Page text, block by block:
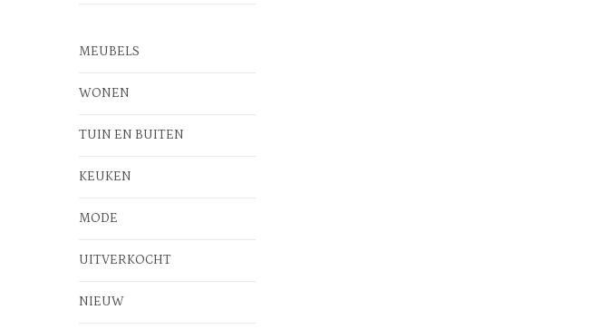
MEUBELS
WONEN
TUIN EN BUITEN
KEUKEN
MODE
UITVERKOCHT
NIEUW